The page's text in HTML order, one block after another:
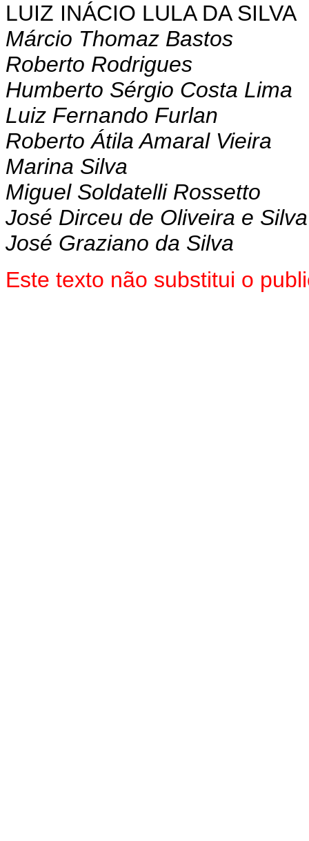
LUIZ INÁCIO LULA DA SILVA
Márcio Thomaz Bastos
Roberto Rodrigues
Humberto Sérgio Costa Lima
Luiz Fernando Furlan
Roberto Átila Amaral Vieira
Marina Silva
Miguel Soldatelli Rossetto
José Dirceu de Oliveira e Silva
José Graziano da Silva
Este texto não substitui o